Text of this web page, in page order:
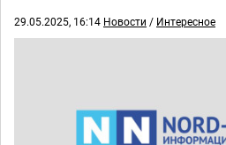
29.05.2025, 16:14 Новости / Интересное